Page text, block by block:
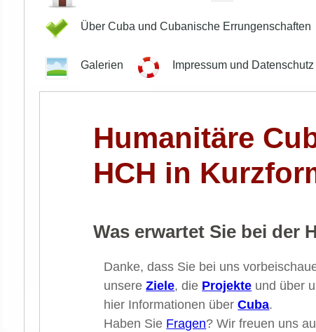
Über Cuba und Cubanische Errungenschaften
Galerien Impressum und Datenschutz
Humanitäre
HCH in
Was erwartet Sie bei der
Danke, dass Sie bei uns
unsereZiele, die Projekte und über
hier Informationen überCuba.
Haben Sie Fragen? Wir freuen uns